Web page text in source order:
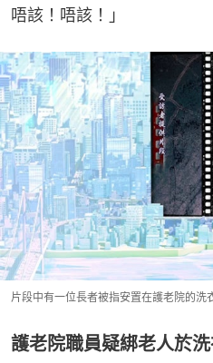
唔該！唔該！」
片段中有一位長者被指安置在護老院的洗
護老院職員疑綁老人於